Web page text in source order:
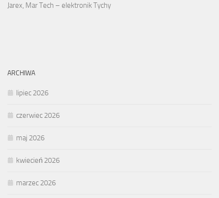
Jarex, Mar Tech – elektronik Tychy
ARCHIWA
lipiec 2026
czerwiec 2026
maj 2026
kwiecień 2026
marzec 2026